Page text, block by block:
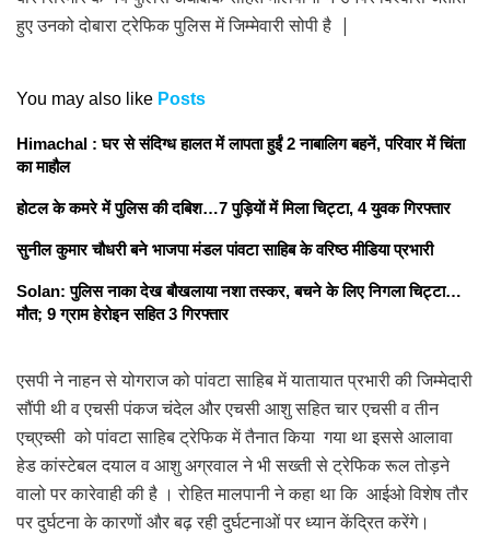
हुए उनको दोबारा ट्रेफिक पुलिस में जिम्मेवारी सोपी है |
You may also like Posts
Himachal : घर से संदिग्ध हालत में लापता हुईं 2 नाबालिग बहनें, परिवार में चिंता
का माहौल
होटल के कमरे में पुलिस की दबिश…7 पुड़ियाें में मिला चिट्टा, 4 युवक गिरफ्तार
सुनील कुमार चौधरी बने भाजपा मंडल पांवटा साहिब के वरिष्ठ मीडिया प्रभारी
Solan: पुलिस नाका देख बौखलाया नशा तस्कर, बचने के लिए निगला चिट्टा…
मौत; 9 ग्राम हेरोइन सहित 3 गिरफ्तार
एसपी ने नाहन से योगराज को पांवटा साहिब में यातायात प्रभारी की जिम्मेदारी
सौंपी थी व एचसी पंकज चंदेल और एचसी आशु सहित चार एचसी व तीन
एच्एच्सी को पांवटा साहिब ट्रेफिक में तैनात किया गया था इससे आलावा
हेड कांस्टेबल दयाल व आशु अग्रवाल ने भी सख्ती से ट्रेफिक रूल तोड़ने
वालो पर कारेवाही की है । रोहित मालपानी ने कहा था कि आईओ विशेष तौर
पर दुर्घटना के कारणों और बढ़ रही दुर्घटनाओं पर ध्यान केंद्रित करेंगे।